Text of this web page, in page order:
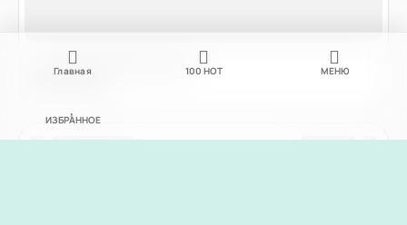
Главная 100 НОТ МЕНЮ
ИЗБРАННОЕ